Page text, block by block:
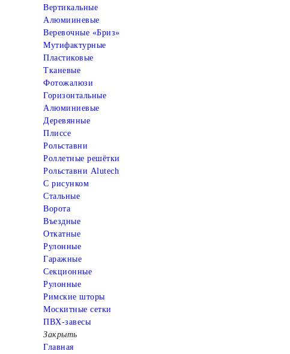
Вертикальные
Алюмииневые
Веревочные «Бриз»
Мутифактурные
Пластиковые
Тканевые
Фотожалюзи
Горизонтальные
Алюминиевые
Деревянные
Плиссе
Рольставни
Роллетные решётки
Рольставни Alutech
С рисунком
Стальные
Ворота
Въездные
Откатные
Рулонные
Гаражные
Cекционные
Рулонные
Римские шторы
Москитные сетки
ПВХ-завесы
Закрыть
Главная